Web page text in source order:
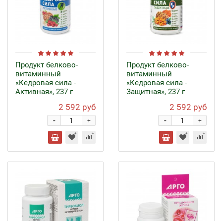
Продукт белково-
витаминный
«Кедровая сила -
Активная», 237 г
2 592 руб
+
-
Продукт белково-
витаминный
«Кедровая сила -
Защитная», 237 г
2 592 руб
+
-